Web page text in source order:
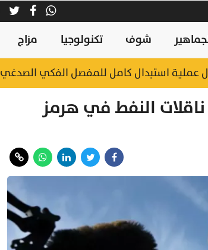
شوف تكنولوجيا مزاج
عملية استبدال كامل للمفصل الفكي الصدغي
ناقلات النفط في هرمز